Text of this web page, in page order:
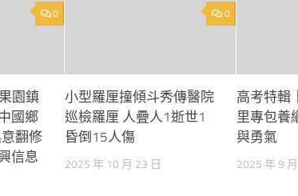
0
園鎮
國鄉
意翻修
信息
0
小型羅厘撞傾斗秀傳醫院
巡檢羅厘 人疊人1逝世1
昏倒15人傷
2025 年 10 月 23 日
高考特輯
里專包養
與勇氣
2025 年 9